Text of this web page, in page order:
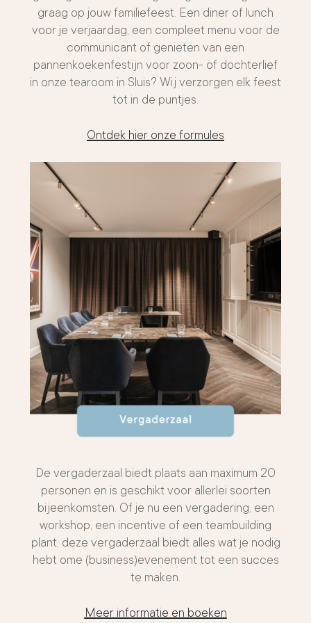
graag op jouw familiefeest. Een diner of lunch
voor je verjaardag, een compleet menu voor de
communicant of genieten van een
pannenkoekenfestijn voor zoon- of dochterlief
in onze tearoom in Sluis? Wij verzorgen elk feest
tot in de puntjes.
Ontdek hier onze formules
De vergaderzaal biedt plaats aan maximum 20
personen en is geschikt voor allerlei soorten
bijeenkomsten. Of je nu een vergadering, een
workshop, een incentive of een teambuilding
plant, deze vergaderzaal biedt alles wat je nodig
hebt ome (business)evenement tot een succes
te maken.
Meer informatie en boeken